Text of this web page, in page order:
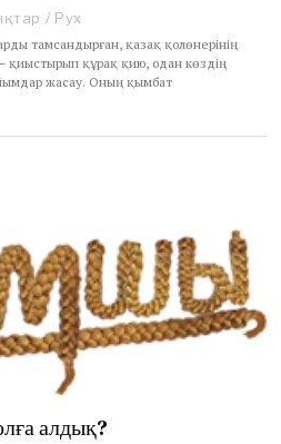
/ Рух
тамсандырған, қазақ қолөнерінің
қиыстырып құрақ қию, одан көздің
жасау. Оның қымбат
алдық?